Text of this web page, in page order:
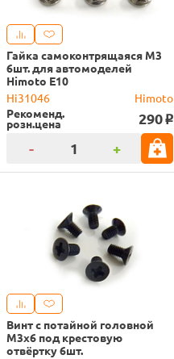
Гайка самоконтрящаяся M3
6шт. для автомоделей
Himoto E10
Hi31046
Himoto
Рекоменд.
розн.цена 290 o
- +
Винт с потайной головной
M3x6 под крестовую
отвёртку 6шт.